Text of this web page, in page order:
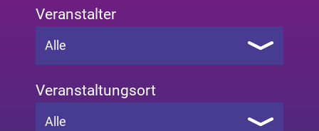
Veranstalter
Alle
Veranstaltungsort
Alle